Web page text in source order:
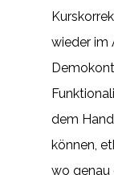
wieder im
dem
können,
wo genau